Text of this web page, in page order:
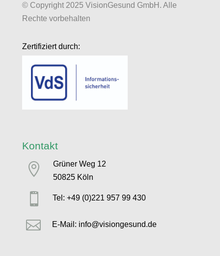
© Copyright 2025 VisionGesund GmbH. Alle
Rechte vorbehalten
Zertifiziert durch:
Kontakt

Grüner Weg 12
50825 Köln
 Tel: +49 (0)221 957 99 430
 E-Mail: info@visiongesund.de